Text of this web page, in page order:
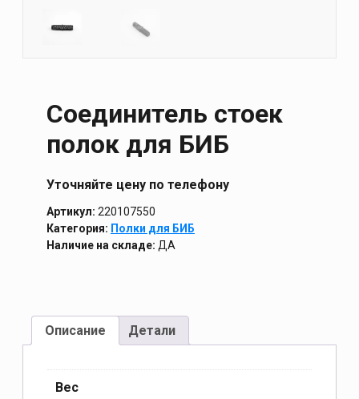
Cоединитель стоек
полок для БИБ
Уточняйте цену по телефону
Артикул: 220107550
Категория: Полки для БИБ
Наличие на складе: ДА
Описание Детали
Вес